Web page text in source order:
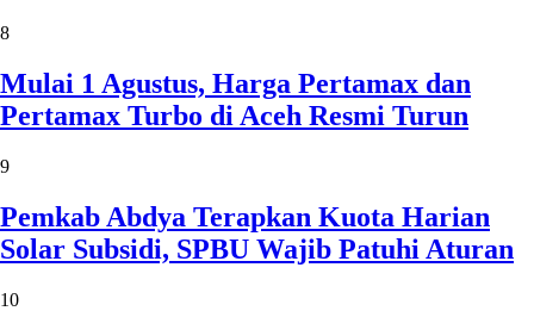
8
Mulai 1 Agustus, Harga Pertamax dan
Pertamax Turbo di Aceh Resmi Turun
9
Pemkab Abdya Terapkan Kuota Harian
Solar Subsidi, SPBU Wajib Patuhi Aturan
10